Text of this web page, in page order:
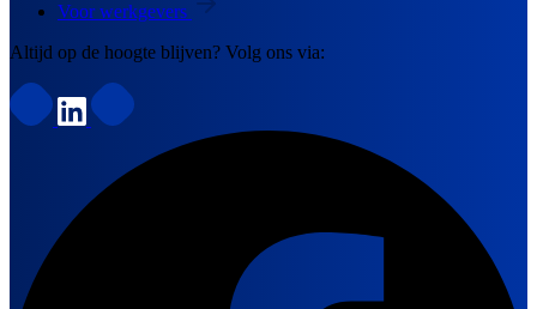
Voor werkgevers
Altijd op de hoogte blijven? Volg ons via: